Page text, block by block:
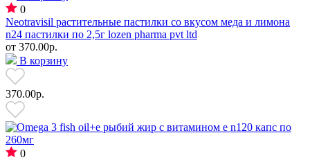
0
Neotravisil растительные пастилки со вкусом меда и лимона
n24 пастилки по 2,5г lozen pharma pvt ltd
от 370.00р.
В корзину
370.00р.
0